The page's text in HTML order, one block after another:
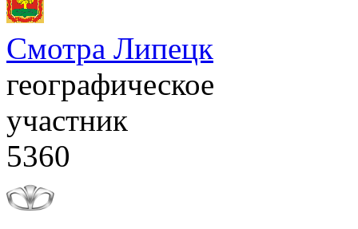
Смотра Липецк
географическое
участник
5360